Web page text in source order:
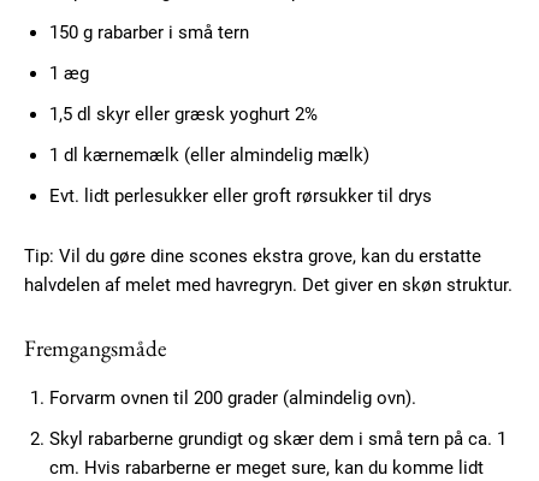
150 g rabarber i små tern
1 æg
1,5 dl skyr eller græsk yoghurt 2%
1 dl kærnemælk (eller almindelig mælk)
Evt. lidt perlesukker eller groft rørsukker til drys
Tip: Vil du gøre dine scones ekstra grove, kan du erstatte
halvdelen af melet med havregryn. Det giver en skøn struktur.
Fremgangsmåde
Forvarm ovnen til 200 grader (almindelig ovn).
Skyl rabarberne grundigt og skær dem i små tern på ca. 1
cm. Hvis rabarberne er meget sure, kan du komme lidt